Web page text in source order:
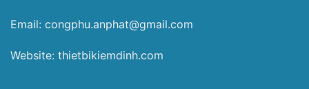
Email: congphu.anphat@gmail.com
Website: thietbikiemdinh.com